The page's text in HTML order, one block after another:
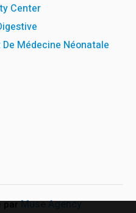
Center
Médecine Néonatale
parMuse Agency